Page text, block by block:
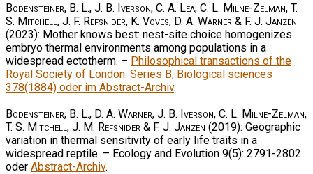
Bodensteiner, B. L., J. B. Iverson, C. A. Lea, C. L. Milne-Zelman, T.
S. Mitchell, J. F. Refsnider, K. Voves, D. A. Warner & F. J. Janzen
(2023): Mother knows best: nest-site choice homogenizes
embryo thermal environments among populations in a
widespread ectotherm. – Philosophical transactions of the
Royal Society of London. Series B, Biological sciences
378(1884) oder im Abstract-Archiv.
Bodensteiner, B. L., D. A. Warner, J. B. Iverson, C. L. Milne-Zelman,
T. S. Mitchell, J. M. Refsnider & F. J. Janzen (2019): Geographic
variation in thermal sensitivity of early life traits in a
widespread reptile. – Ecology and Evolution 9(5): 2791-2802
oder Abstract-Archiv.